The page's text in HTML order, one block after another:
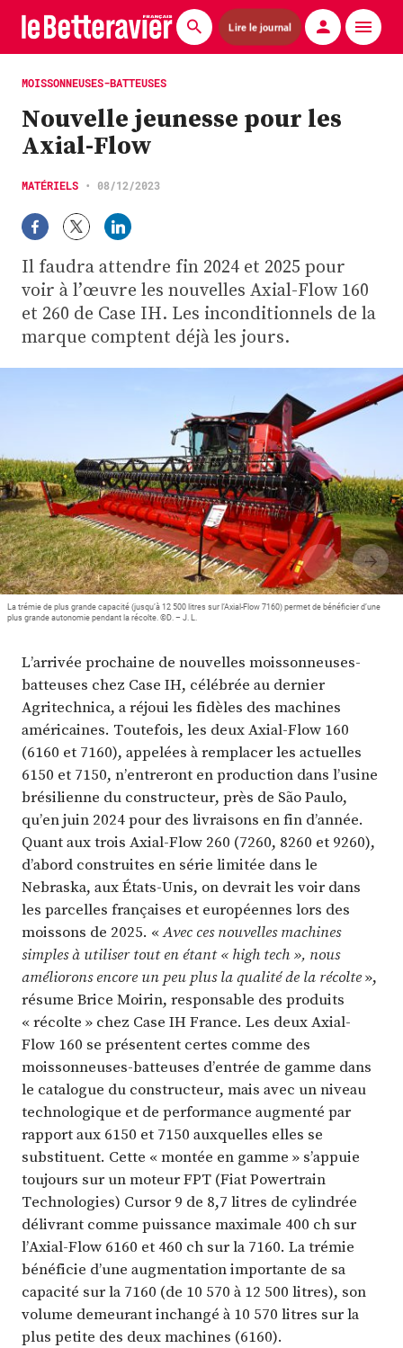
Lire le journal
Actualités
Économie
Agronomie
Matériels
La technique ITB
Pommes de terre
Guides pratiques
Chasse
Abonnez-vous
MOISSONNEUSES-BATTEUSES
Nouvelle jeunesse pour les
Axial-Flow
MATÉRIELS • 08/12/2023
Il faudra attendre fin 2024 et 2025 pour
voir à l’œuvre les nouvelles Axial-Flow 160
et 260 de Case IH. Les inconditionnels de la
marque comptent déjà les jours.
La trémie de plus grande capacité (jusqu’à 12 500 litres sur l’Axial-Flow 7160) permet de bénéficier d’une
plus grande autonomie pendant la récolte. ©D. – J. L.
L’arrivée prochaine de nouvelles moissonneuses-
batteuses chez Case IH, célébrée au dernier
Agritechnica, a réjoui les fidèles des machines
américaines. Toutefois, les deux Axial-Flow 160
(6160 et 7160), appelées à remplacer les actuelles
6150 et 7150, n’entreront en production dans l’usine
brésilienne du constructeur, près de São Paulo,
qu’en juin 2024 pour des livraisons en fin d’année.
Quant aux trois Axial-Flow 260 (7260, 8260 et 9260),
d’abord construites en série limitée dans le
Nebraska, aux États-Unis, on devrait les voir dans
les parcelles françaises et européennes lors des
moissons de 2025. «Avec ces nouvelles machines
simples à utiliser tout en étant « high tech », nous
améliorons encore un peu plus la qualité de la récolte»,
résume Brice Moirin, responsable des produits
« récolte » chez Case IH France. Les deux Axial-
Flow 160 se présentent certes comme des
moissonneuses-batteuses d’entrée de gamme dans
le catalogue du constructeur, mais avec un niveau
technologique et de performance augmenté par
rapport aux 6150 et 7150 auxquelles elles se
substituent. Cette « montée en gamme » s’appuie
toujours sur un moteur FPT (Fiat Powertrain
Technologies) Cursor 9 de 8,7 litres de cylindrée
délivrant comme puissance maximale 400 ch sur
l’Axial-Flow 6160 et 460 ch sur la 7160. La trémie
bénéficie d’une augmentation importante de sa
capacité sur la 7160 (de 10 570 à 12 500 litres), son
volume demeurant inchangé à 10 570 litres sur la
plus petite des deux machines (6160).